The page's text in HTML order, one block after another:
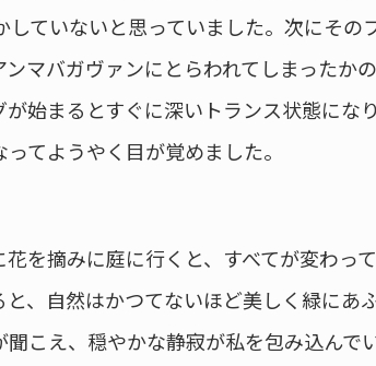
していないと思っていました。次にその
マバガヴァンにとらわれてしまったか
が始まるとすぐに深いトランス状態にな
てようやく目が覚めました。
を摘みに庭に行くと、すべてが変わっ
と、自然はかつてないほど美しく緑にあ
こえ、穏やかな静寂が私を包み込んで